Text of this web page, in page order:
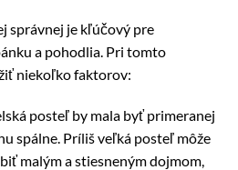
správnej je kľúčový pre
a pohodlia. Pri tomto
niekoľko faktorov:
posteľ by mala byť primeranej
spálne. Príliš veľká posteľ môže
malým a stiesneným dojmom,